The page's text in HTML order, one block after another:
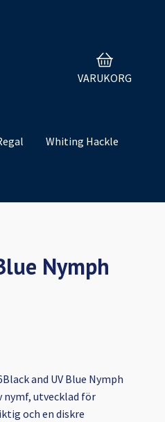
VARUKORG
Whiting Hackle
Nymph
and UV Blue Nymph
nymf, utvecklad för
och en diskre